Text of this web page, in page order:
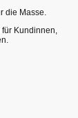
die Masse.
Kundinnen,